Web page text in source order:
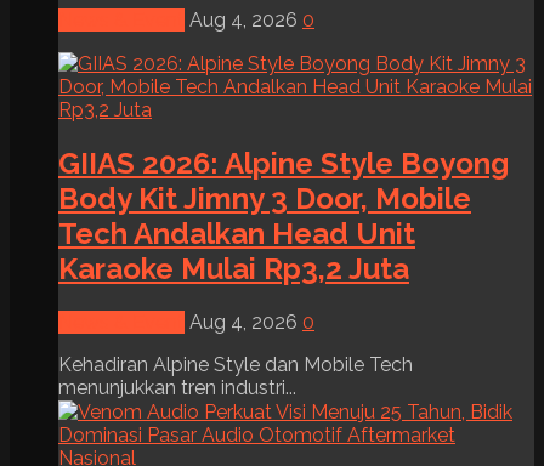
Aug 4, 2026 0
GIIAS 2026: Alpine Style Boyong
Body Kit Jimny 3 Door, Mobile
Tech Andalkan Head Unit
Karaoke Mulai Rp3,2 Juta
Aug 4, 2026 0
Kehadiran Alpine Style dan Mobile Tech
menunjukkan tren industri...